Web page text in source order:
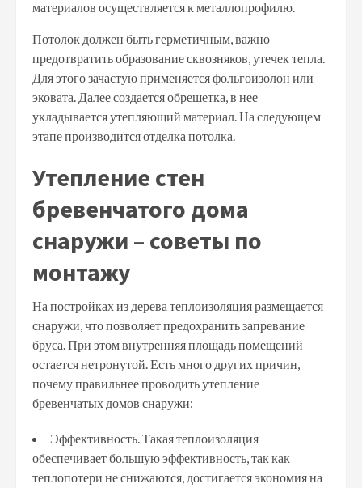
материалов осуществляется к металлопрофилю.
Потолок должен быть герметичным, важно
предотвратить образование сквозняков, утечек тепла.
Для этого зачастую применяется фольгоизолон или
эковата. Далее создается обрешетка, в нее
укладывается утепляющий материал. На следующем
этапе производится отделка потолка.
Утепление стен
бревенчатого дома
снаружи – советы по
монтажу
На постройках из дерева теплоизоляция размещается
снаружи, что позволяет предохранить запревание
бруса. При этом внутренняя площадь помещений
остается нетронутой. Есть много других причин,
почему правильнее проводить утепление
бревенчатых домов снаружи:
Эффективность. Такая теплоизоляция
обеспечивает большую эффективность, так как
теплопотери не снижаются, достигается экономия на